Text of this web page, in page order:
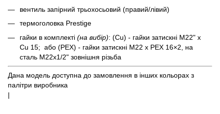
вентиль запірний трьохосьовий (правий/лівий)
термоголовка Prestige
гайки в комплекті (на вибір): (Cu) - гайки затискні M22" x
Cu 15; або (PEX) - гайки затискні M22 x PEX 16×2, на
сталь M22x1/2" зовнішня різьба
Дана модель доступна до замовлення в інших кольорах з
палітри виробника
|